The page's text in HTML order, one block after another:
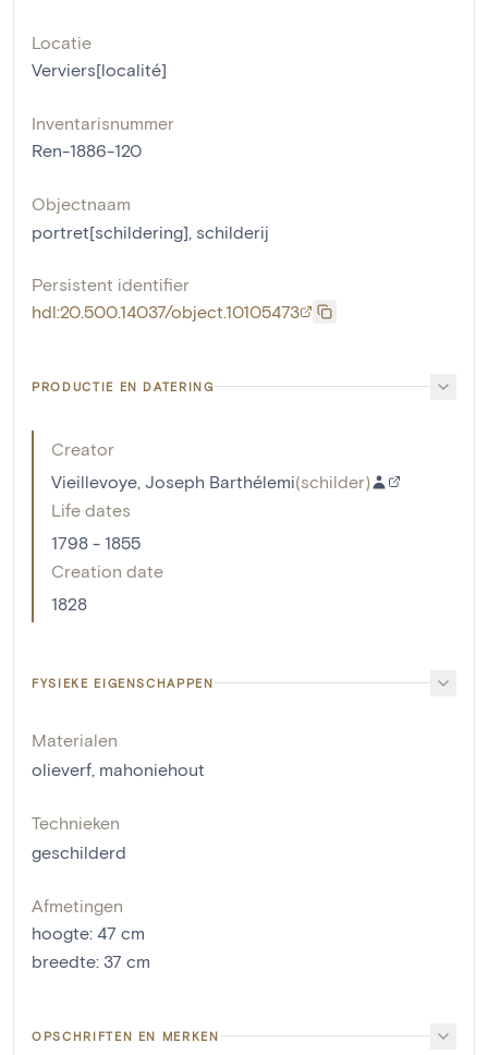
Locatie
Verviers[localité]
Inventarisnummer
Ren-1886-120
Objectnaam
portret[schildering], schilderij
Persistent identifier
hdl:20.500.14037/object.10105473
PRODUCTIE EN DATERING
Creator
Vieillevoye, Joseph Barthélemi(schilder)
Life dates
1798 - 1855
Creation date
1828
FYSIEKE EIGENSCHAPPEN
Materialen
olieverf, mahoniehout
Technieken
geschilderd
Afmetingen
hoogte: 47 cm
breedte: 37 cm
OPSCHRIFTEN EN MERKEN